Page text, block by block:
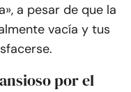
a pesar de que la
vacía y tus
por el